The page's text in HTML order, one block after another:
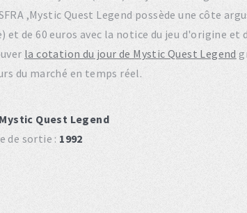
,Mystic Quest Legend possède une côte
et de 60 euros avec la notice du jeu d'origine et
la cotation du jour de Mystic Quest Legend
du marché en temps réel.
Mystic Quest Legend
de sortie : 1992